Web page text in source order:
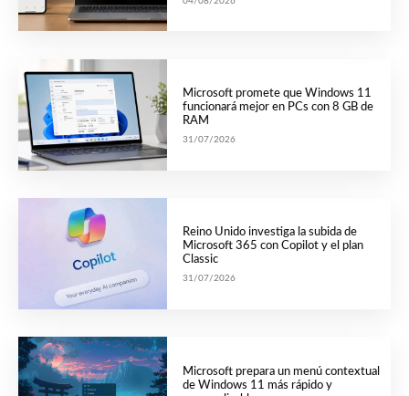
Microsoft promete que Windows 11
funcionará mejor en PCs con 8 GB de
RAM
31/07/2026
Reino Unido investiga la subida de
Microsoft 365 con Copilot y el plan
Classic
31/07/2026
Microsoft prepara un menú contextual
de Windows 11 más rápido y